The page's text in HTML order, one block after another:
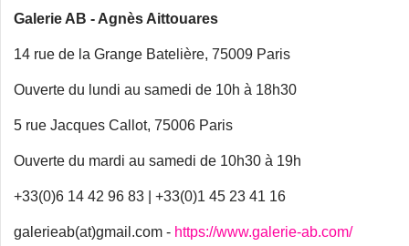
Galerie AB - Agnès Aittouares
14 rue de la Grange Batelière, 75009 Paris
Ouverte du lundi au samedi de 10h à 18h30
5 rue Jacques Callot, 75006 Paris
Ouverte du mardi au samedi de 10h30 à 19h
+33(0)6 14 42 96 83 | +33(0)1 45 23 41 16
galerieab(at)gmail.com - https://www.galerie-ab.com/